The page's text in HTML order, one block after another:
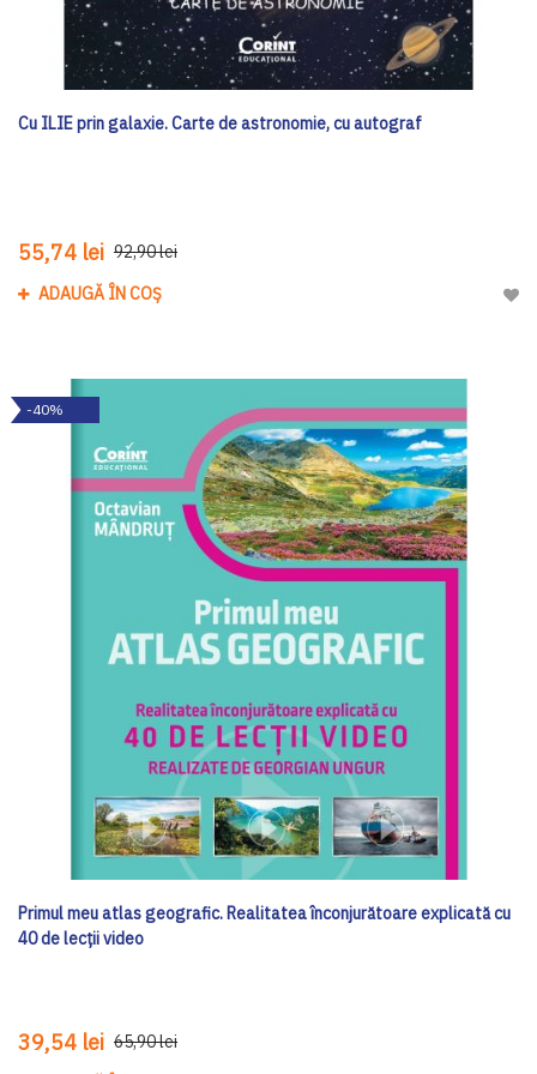
Cu ILIE prin galaxie. Carte de astronomie, cu autograf
55,74 lei 92,90 lei
ADAUGĂ ÎN COȘ
-40%
Primul meu atlas geografic. Realitatea înconjurătoare explicată cu
40 de lecții video
39,54 lei 65,90 lei